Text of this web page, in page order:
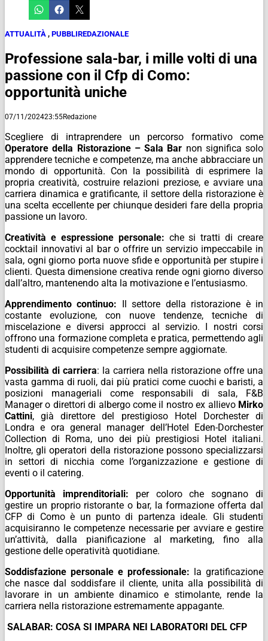
ATTUALITÀ , PUBBLIREDAZIONALE
Professione sala-bar, i mille volti di una
passione con il Cfp di Como:
opportunità uniche
07/11/202423:55Redazione
Scegliere di intraprendere un percorso formativo come
Operatore della Ristorazione – Sala Bar non significa solo
apprendere tecniche e competenze, ma anche abbracciare un
mondo di opportunità. Con la possibilità di esprimere la
propria creatività, costruire relazioni preziose, e avviare una
carriera dinamica e gratificante, il settore della ristorazione è
una scelta eccellente per chiunque desideri fare della propria
passione un lavoro.
Creatività e espressione personale: che si tratti di creare
cocktail innovativi al bar o offrire un servizio impeccabile in
sala, ogni giorno porta nuove sfide e opportunità per stupire i
clienti. Questa dimensione creativa rende ogni giorno diverso
dall’altro, mantenendo alta la motivazione e l’entusiasmo.
Apprendimento continuo: Il settore della ristorazione è in
costante evoluzione, con nuove tendenze, tecniche di
miscelazione e diversi approcci al servizio. I nostri corsi
offrono una formazione completa e pratica, permettendo agli
studenti di acquisire competenze sempre aggiornate.
Possibilità di carriera: la carriera nella ristorazione offre una
vasta gamma di ruoli, dai più pratici come cuochi e baristi, a
posizioni manageriali come responsabili di sala, F&B
Manager o direttori di albergo come il nostro ex allievo Mirko
Cattini, già direttore del prestigioso Hotel Dorchester di
Londra e ora general manager dell’Hotel Eden-Dorchester
Collection di Roma, uno dei più prestigiosi Hotel italiani.
Inoltre, gli operatori della ristorazione possono specializzarsi
in settori di nicchia come l’organizzazione e gestione di
eventi o il catering.
Opportunità imprenditoriali: per coloro che sognano di
gestire un proprio ristorante o bar, la formazione offerta dal
CFP di Como è un punto di partenza ideale. Gli studenti
acquisiranno le competenze necessarie per avviare e gestire
un’attività, dalla pianificazione al marketing, fino alla
gestione delle operatività quotidiane.
Soddisfazione personale e professionale: la gratificazione
che nasce dal soddisfare il cliente, unita alla possibilità di
lavorare in un ambiente dinamico e stimolante, rende la
carriera nella ristorazione estremamente appagante.
SALABAR: COSA SI IMPARA NEI LABORATORI DEL CFP